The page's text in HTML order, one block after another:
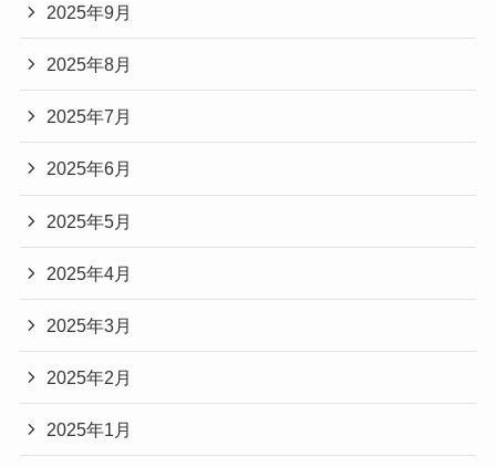
2025年9月
2025年8月
2025年7月
2025年6月
2025年5月
2025年4月
2025年3月
2025年2月
2025年1月